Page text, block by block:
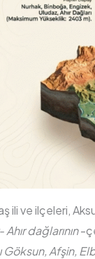
ili ve ilçeleri,
Ahır dağlarının-
Göksun, Afşin,